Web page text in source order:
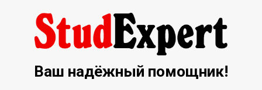
Ваш надёжный помощник!